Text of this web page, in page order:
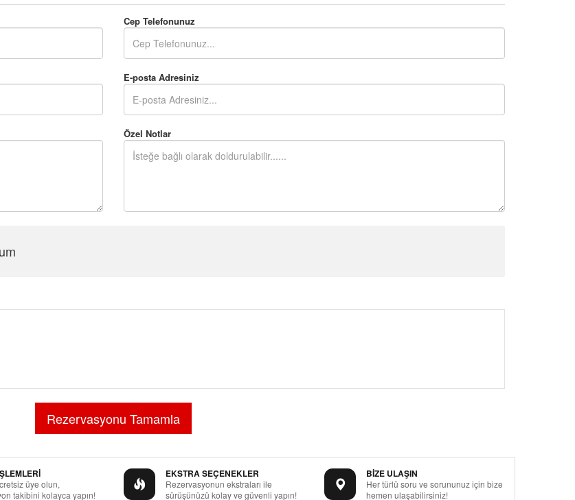
Cep Telefonunuz
E-posta Adresiniz
Özel Notlar
üye olun,
takibini kolayca yapın!
EKSTRA SEÇENEKLER
Rezervasyonun ekstraları ile
sürüşünüzü kolay ve güvenli yapın!
BİZE ULAŞIN
Her türlü soru ve sorununuz için bize
hemen ulaşabilirsiniz!